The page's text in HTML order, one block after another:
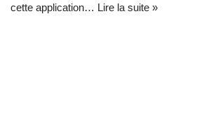
cette application… Lire la suite »